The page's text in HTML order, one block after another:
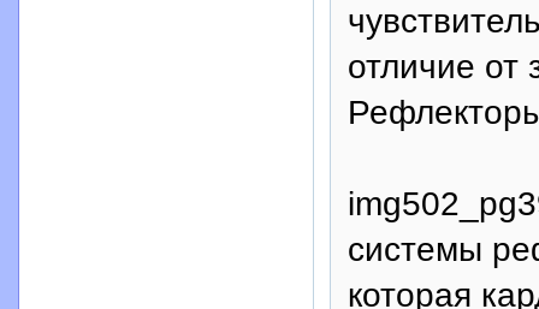
отличие от
системы
которая